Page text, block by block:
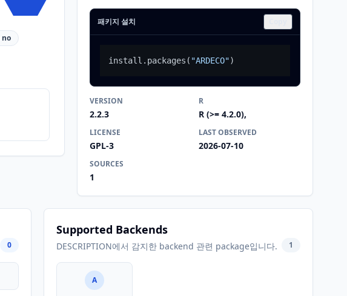
no
패키지 설치
install.packages ( "ARDECO")
VERSION
2.2.3
R
R (>= 4.2.0),
LICENSE
GPL-3
LAST OBSERVED
2026-07-10
SOURCES
1
0
Supported Backends
DESCRIPTION에서 감지한 backend 관련 package입니다. 1
A